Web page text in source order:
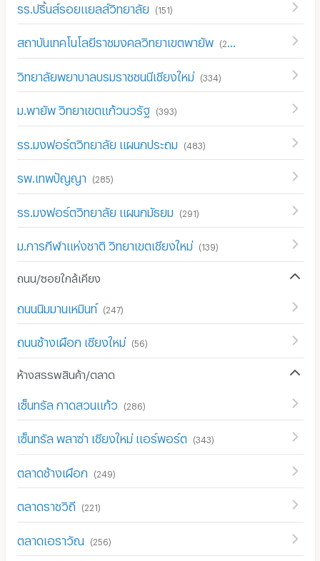
รร.ปริ้นส์รอยแยลส์วิทยาลัย (151)
สถาบันเทคโนโลยีราชมงคลวิทยาเขตพายัพ (226
วิทยาลัยพยาบาลบรมราชชนนีเชียงใหม่ (334 )
ม.พายัพ วิทยาเขตแก้วนวรัฐ (393)
รร.มงฟอร์ตวิทยาลัย แผนกประถม (483)
รพ.เทพปัญญา (285)
รร.มงฟอร์ตวิทยาลัย แผนกมัธยม (291)
ม.การกีฬา​แห่งชาติ​ วิทยาเขตเชียงใหม่ (139)
ถนน/ซอยใกล้เคียง
ถนนนิมมานเหมินท์ (247)
ถนนช้างเผือก เชียงใหม่ (56)
ห้างสรรพสินค้า/ตลาด
เซ็นทรัล กาดสวนแก้ว (286)
เซ็นทรัล พลาซ่า เชียงใหม่ แอร์พอร์ต (343)
ตลาดช้างเผือก (249)
ตลาดราชวิถี (221)
ตลาดเอราวัณ (256)